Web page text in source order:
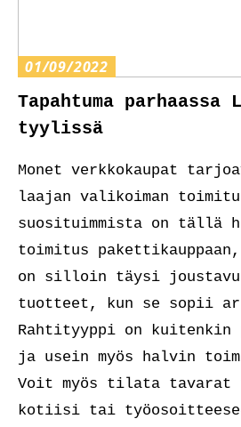
01/09/2022
Tapahtuma parhaassa
tyylissä
Monet verkkokaupat
laajan valikoiman
suosituimmista on tällä
toimitus
on silloin täysi
tuotteet, kun se sopii
Rahtityyppi on kuitenkin
ja usein myös halvin
Voit myös tilata tavarat
kotiisi tai